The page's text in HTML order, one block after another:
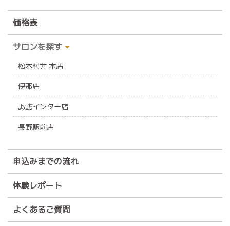
価格表
サロンを探す
松本村井 本店
伊那店
諏訪インター店
長野駅前店
申込みまでの流れ
体験レポート
よくあるご質問